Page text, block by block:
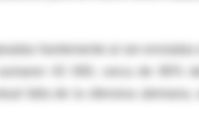
fuertemente al ser
falla de la ofensiva alemana,